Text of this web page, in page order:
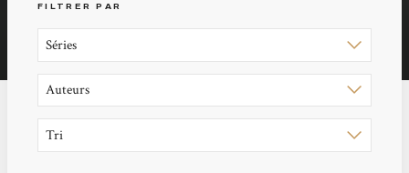
FILTRER PAR